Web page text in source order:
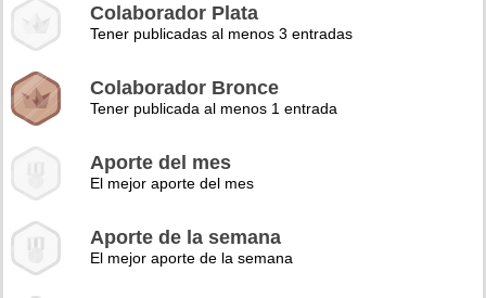
Colaborador Plata
Tener publicadas al menos 3 entradas
Colaborador Bronce
Tener publicada al menos 1 entrada
Aporte del mes
El mejor aporte del mes
Aporte de la semana
El mejor aporte de la semana